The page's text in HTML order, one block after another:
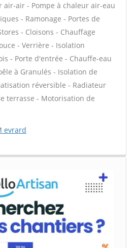
air-air - Pompe à chaleur air-eau
- Ramonage - Portes de
- Cloisons - Chauffage
- Verrière - Isolation
- Porte d'entrée - Chauffe-eau
à Granulés - Isolation de
réversible - Radiateur
terrasse - Motorisation de
evrard